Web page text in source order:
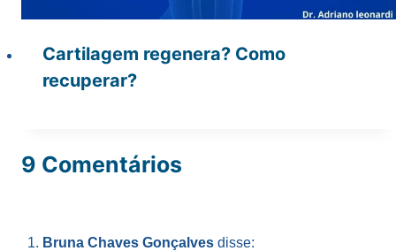
Cartilagem regenera? Como
recuperar?
9 Comentários
Bruna Chaves Gonçalves disse: